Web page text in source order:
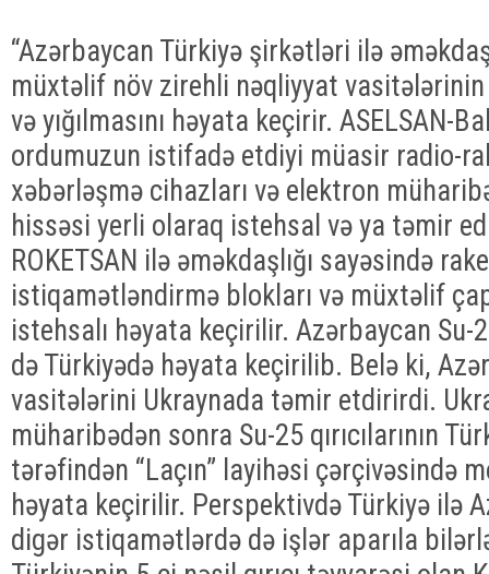
“Azərbaycan Türkiyə şirkətləri ilə
müxtəlif növ zirehli nəqliyyat
və yığılmasını həyata keçirir. ASELSAN-
ordumuzun istifadə etdiyi müasir radio-
xəbərləşmə cihazları və elektron
hissəsi yerli olaraq istehsal və ya təmir
ROKETSAN ilə əməkdaşlığı sayəsində
istiqamətləndirmə blokları və müxtəlif
istehsalı həyata keçirilir. Azərbaycan Su-
də Türkiyədə həyata keçirilib. Belə ki,
vasitələrini Ukraynada təmir etdirirdi.
müharibədən sonra Su-25 qırıcılarının
tərəfindən “Laçın” layihəsi çərçivəsində
həyata keçirilir. Perspektivdə Türkiyə ilə
digər istiqamətlərdə də işlər aparıla